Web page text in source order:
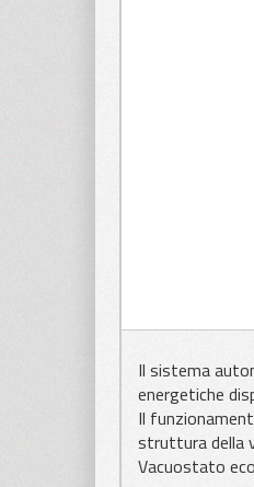
Il sistema
energetiche
Il
struttura della
Vacuostato